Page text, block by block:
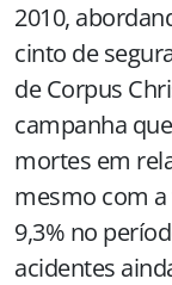
2010,
cinto de
de Corpus
campanha
mortes em
mesmo com
9,3% no
acidentes